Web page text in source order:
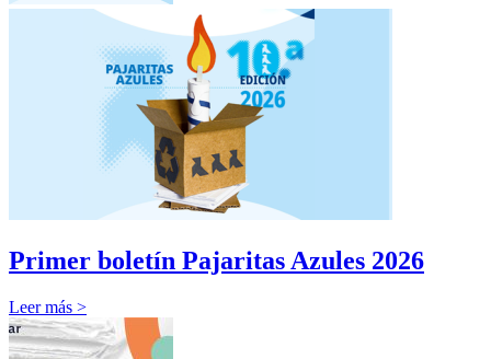
Primer boletín Pajaritas Azules 2026
Leer más >